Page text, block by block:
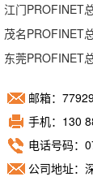
江门PROFINET
茂名PROFINET
东莞PROFINET
邮箱：
手机：130
电话号码：
公司地址：